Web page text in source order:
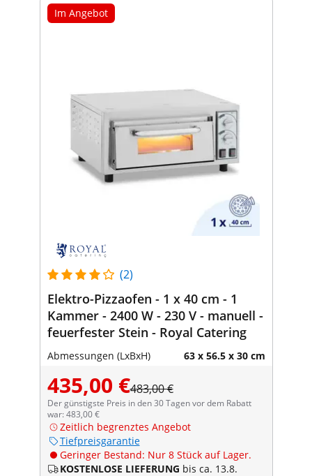
Im Angebot
(2)
Elektro-Pizzaofen - 1 x 40 cm - 1
Kammer - 2400 W - 230 V - manuell -
feuerfester Stein - Royal Catering
Abmessungen (LxBxH) 63 x 56.5 x 30 cm
435,00 €483,00 €
Der günstigste Preis in den 30 Tagen vor dem Rabatt
war: 483,00 €
Zeitlich begrenztes Angebot
Tiefpreisgarantie
Geringer Bestand: Nur 8 Stück auf Lager.
KOSTENLOSE LIEFERUNG bis ca. 13.8.